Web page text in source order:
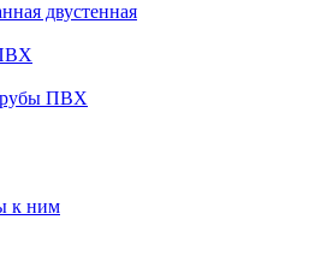
двустенная
ПВХ
к ним